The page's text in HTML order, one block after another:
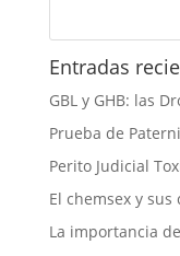
Entradas
GBL y GHB: las
Prueba de
Perito Judicial
El chemsex y sus
La importancia